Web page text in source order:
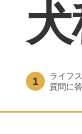
1
ライフ
質問に